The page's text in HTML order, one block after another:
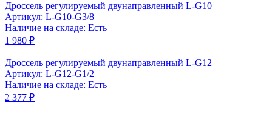
Дроссель регулируемый двунаправленный L-G10
Артикул: L-G10-G3/8
Наличие на складе: Есть
1 980 ₽
Дроссель регулируемый двунаправленный L-G12
Артикул: L-G12-G1/2
Наличие на складе: Есть
2 377 ₽